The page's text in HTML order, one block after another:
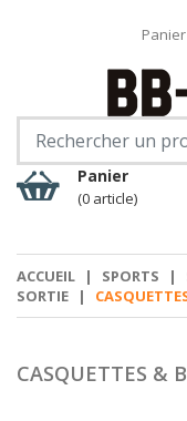
Panier
(0 article)
ACCUEIL | SPORTS |
SORTIE
|
CASQUETTES &